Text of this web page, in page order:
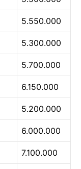
5.550.000
5.300.000
5.700.000
6.150.000
5.200.000
6.000.000
7.100.000